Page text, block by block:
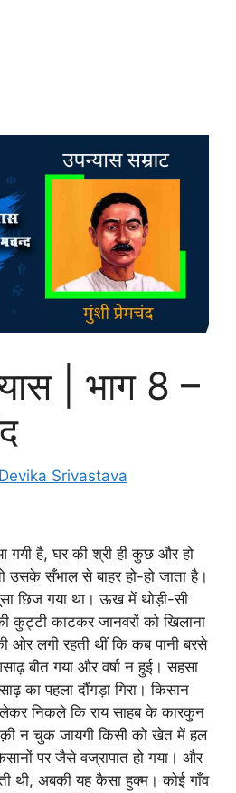
| भाग 8 –
Devika Srivastava
गयी है, घर की श्री ही कुछ और हो
उसके सँभाल से बाहर हो-हो जाता है।
छिज गया था। ऊख में थोड़ी-सी
कुट्टी काटकर जानवरों को खिलाना
लगी रहती थीं कि कब पानी बरसे
बीत गया और वर्षा न हुई। सहसा
का पहला दौंगड़ा गिरा। किसान
निकले कि राय साहब के कारकुन
न चुक जायगी किसी को खेत में हल
पर जैसे वज्रापात हो गया। और
थी, अबकी यह कैसा हुक्म। कोई गाँव